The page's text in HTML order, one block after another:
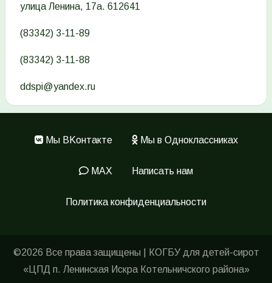
улица Ленина, 17а. 612641
(83342) 3-11-89
(83342) 3-11-88
ddspi@yandex.ru
Меню
Мы ВKонтакте Мы в Одноклассниках
MAX Написать нам
Политика конфиденциальности
©2026 Все права защищены | КОГБУ для детей-сирот
«ЦПД п. Ленинская Искра Котельничского района»